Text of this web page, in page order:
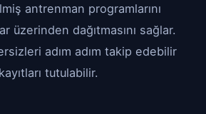
antrenman programlarını
üzerinden dağıtmasını sağlar.
adım adım takip edebilir
tutulabilir.